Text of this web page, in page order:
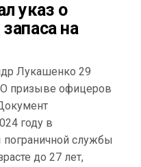
указ о
на
Лукашенко 29
призыве офицеров
году в
службы
до 27 лет,